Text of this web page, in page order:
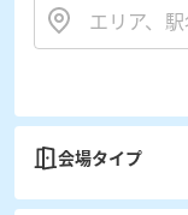
会場タイプ